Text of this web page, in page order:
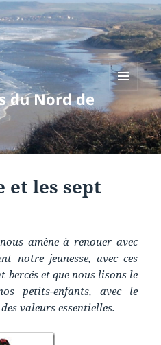
du Nord de
MENU
WIDGETS
et les sept
amène à renouer avec
notre jeunesse, avec ces
bercés et que nous lisons le
petits-enfants, avec le
valeurs essentielles.